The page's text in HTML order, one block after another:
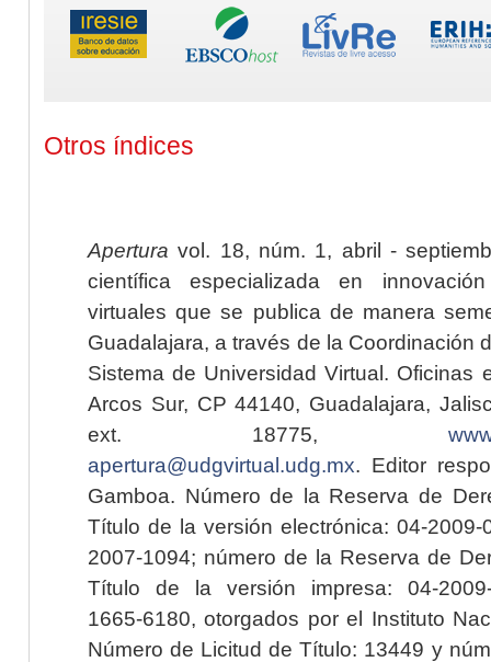
Otros índices
Apertura vol. 18, núm. 1, abril -
científica especializada en
virtuales que se publica de manera
Guadalajara, a través de la Coordinación
Sistema de Universidad Virtual. Oficinas
Arcos Sur, CP 44140, Guadalajara,
ext. 18775,
apertura@udgvirtual.udg.mx. Editor
Gamboa. Número de la Reserva de
Título de la versión electrónica: 04-2009-
2007-1094; número de la Reserva de
Título de la versión impresa: 04-2009-
1665-6180, otorgados por el Instituto
Número de Licitud de Título: 13449 y